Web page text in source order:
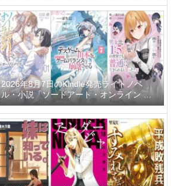
9巻」「信じていた仲間達にダンジョン奥
地で殺されかけたがギフト『無限ガチャ』
でレベル9999の仲間達を手に入れて元パ
ーティーメンバーと世界に復讐＆『ざま
ぁ！』します！ 23巻」など
2026年8月7日のKindle発売ライトノベ
ル・小説「ソードアート・オンライン マ
テリアル1 シュガーリィ・デイズ」「デス
ゲームに巻き込まれた山本さん、気ままに
ゲームバランスを崩壊させる 7巻」「男女
比1：5の世界でも普通に生きられると思
った？6 ～激重感情な彼女たちが無自覚男
子に翻弄されたら～」など